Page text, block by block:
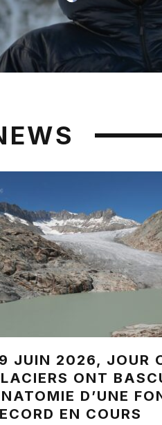
JUIN 2026, JOUR
ONT
D’UNE
EN COURS